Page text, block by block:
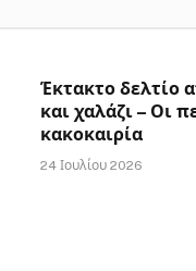
Έκτακτο δελτίο
και χαλάζι – Οι
κακοκαιρία
24 Ιουλίου 2026